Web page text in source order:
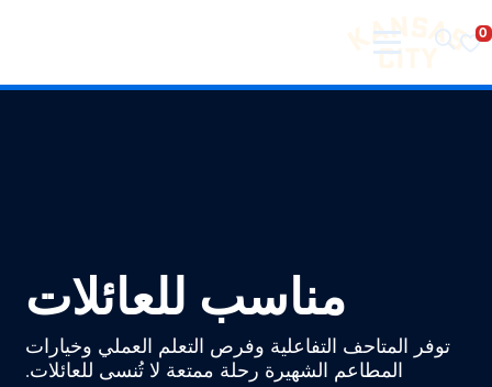
تفضل بزيارة مدينة كانساس سيتي
مناسب للعائلات
توفر المتاحف التفاعلية وفرص التعلم العملي وخيارات
المطاعم الشهيرة رحلة ممتعة لا تُنسى للعائلات.